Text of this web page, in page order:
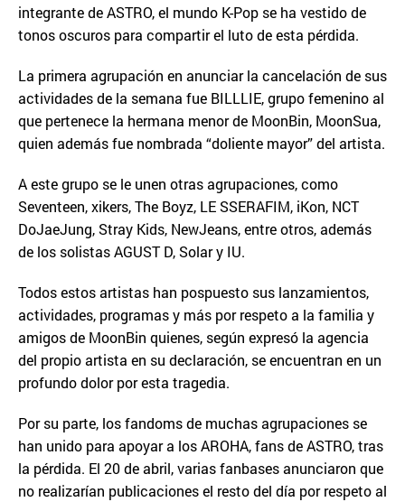
integrante de ASTRO, el mundo K-Pop se ha vestido de
tonos oscuros para compartir el luto de esta pérdida.
La primera agrupación en anunciar la cancelación de sus
actividades de la semana fue BILLLIE, grupo femenino al
que pertenece la hermana menor de MoonBin, MoonSua,
quien además fue nombrada “doliente mayor” del artista.
A este grupo se le unen otras agrupaciones, como
Seventeen, xikers, The Boyz, LE SSERAFIM, iKon, NCT
DoJaeJung, Stray Kids, NewJeans, entre otros, además
de los solistas AGUST D, Solar y IU.
Todos estos artistas han pospuesto sus lanzamientos,
actividades, programas y más por respeto a la familia y
amigos de MoonBin quienes, según expresó la agencia
del propio artista en su declaración, se encuentran en un
profundo dolor por esta tragedia.
Por su parte, los fandoms de muchas agrupaciones se
han unido para apoyar a los AROHA, fans de ASTRO, tras
la pérdida. El 20 de abril, varias fanbases anunciaron que
no realizarían publicaciones el resto del día por respeto al